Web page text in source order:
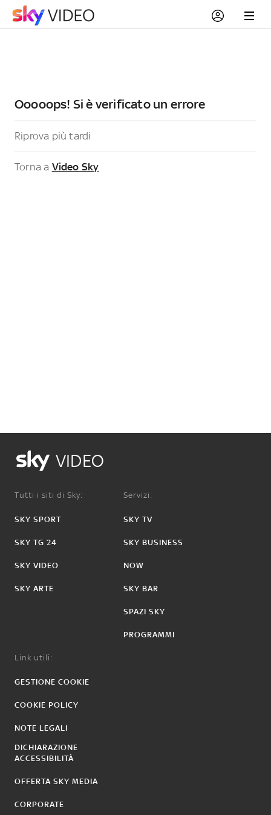
Ooooops! Si è verificato un errore
Riprova più tardi
Torna a Video Sky
VIDEO
Tutti i siti di Sky:
SKY SPORT
SKY TG 24
SKY VIDEO
SKY ARTE
Servizi:
SKY TV
SKY BUSINESS
NOW
SKY BAR
SPAZI SKY
PROGRAMMI
Link utili:
GESTIONE COOKIE
COOKIE POLICY
NOTE LEGALI
DICHIARAZIONE
ACCESSIBILITÀ
OFFERTA SKY MEDIA
CORPORATE